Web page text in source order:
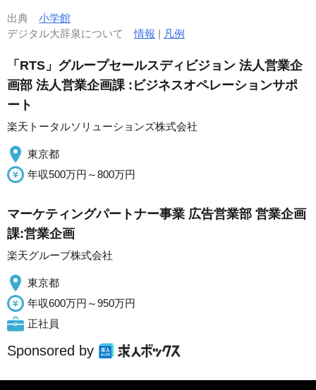
出典 小学館
デジタル大辞泉について情報 | 凡例
「RTS」グループセールスディビジョン 法人営業企
画部 法人営業企画課 :ビジネスオペレーションサポ
ート
楽天トータルソリューションズ株式会社
東京都
年収500万円～800万円
マーケティングパートナー事業 広告営業部 営業企画
課:営業企画
楽天グループ株式会社
東京都
年収600万円～950万円
正社員
Sponsored by